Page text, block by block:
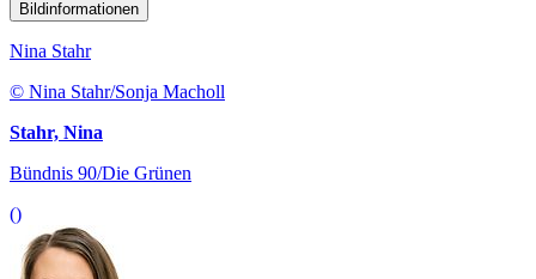
Bildinformationen
Nina Stahr
© Nina Stahr/Sonja Macholl
Stahr, Nina
Bündnis 90/Die Grünen
()